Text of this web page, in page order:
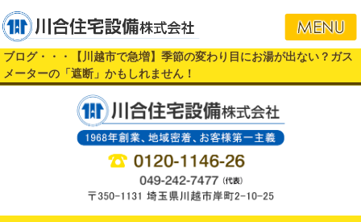
ブログ・・・【川越市で急増】季節の変わり目にお湯が出ない？ガス
メーターの「遮断」かもしれません！